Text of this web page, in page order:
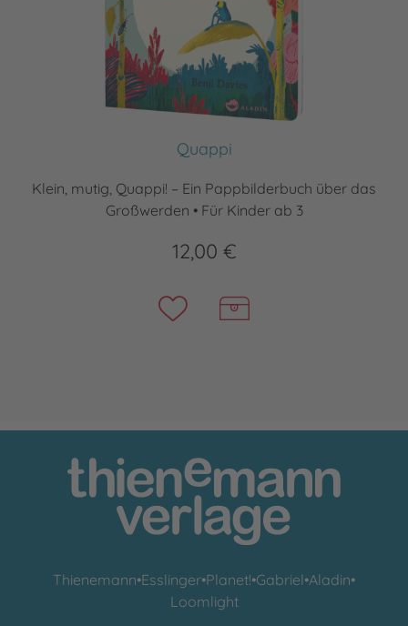
Quappi
Klein, mutig, Quappi! – Ein Pappbilderbuch über das
Großwerden • Für Kinder ab 3
12,00 €
Thienemann•Esslinger•Planet!•Gabriel•Aladin•
Loomlight